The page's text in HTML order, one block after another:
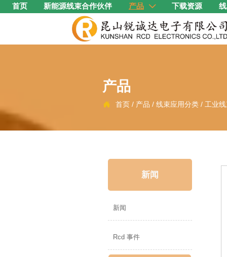
首页 新能源线束合作伙伴 产品  下载资源
产品
 首页 / 产品 /线束应用分类 / 工业
新闻
新闻
Rcd 事件